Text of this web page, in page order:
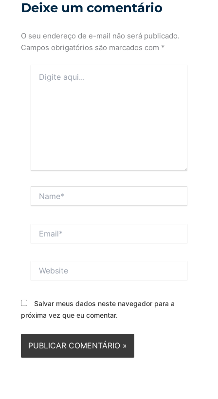
Deixe um comentário
O seu endereço de e-mail não será publicado.
Campos obrigatórios são marcados com *
aqui...
Salvar meus dados neste navegador para a
próxima vez que eu comentar.